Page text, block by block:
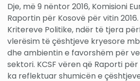
Dje, më 9 nëntor 2016, Komisioni
Raportin për Kosovë për vitin
Kritereve Politike, ndër të tjera
vlerësim të çështjeve kryesore
dhe ambientin e favorshëm për
sektori. KCSF vëren që Raporti
ka reflektuar shumicën e